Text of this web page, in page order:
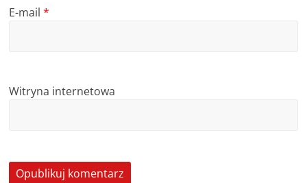
E-mail*
Witryna internetowa